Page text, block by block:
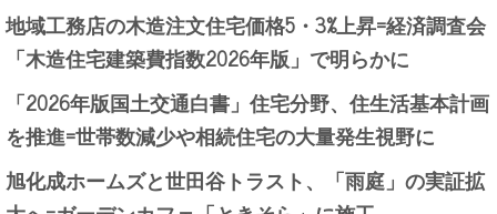
地域工務店の木造注文住宅価格5・3%上昇=経済調査会
「木造住宅建築費指数2026年版」で明らかに
「2026年版国土交通白書」住宅分野、住生活基本計画
を推進=世帯数減少や相続住宅の大量発生視野に
旭化成ホームズと世田谷トラスト、「雨庭」の実証拡